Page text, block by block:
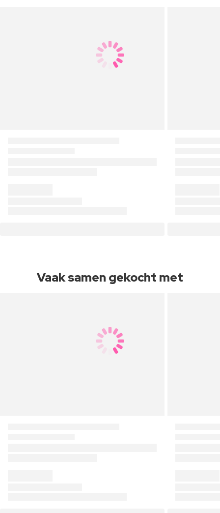
Vaak samen gekocht met